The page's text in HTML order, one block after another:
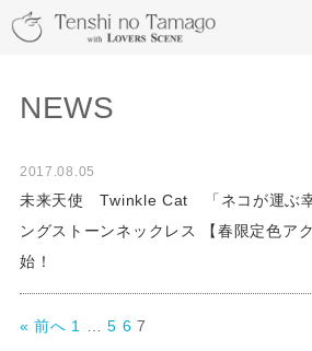
NEWS
2017.08.05
未来天使 Twinkle Cat 「ネコが運ぶ
ングストーンネックレス 【春限定色ア
始！
« 前へ 1 5 6 7